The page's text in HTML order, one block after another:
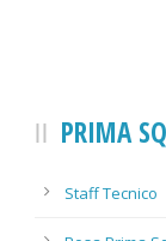
PRIMA
Staff Tecnico